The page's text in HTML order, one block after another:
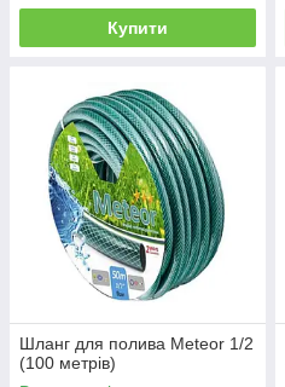
Купити
Шланг для полива Meteor 1/2
(100 метрів)